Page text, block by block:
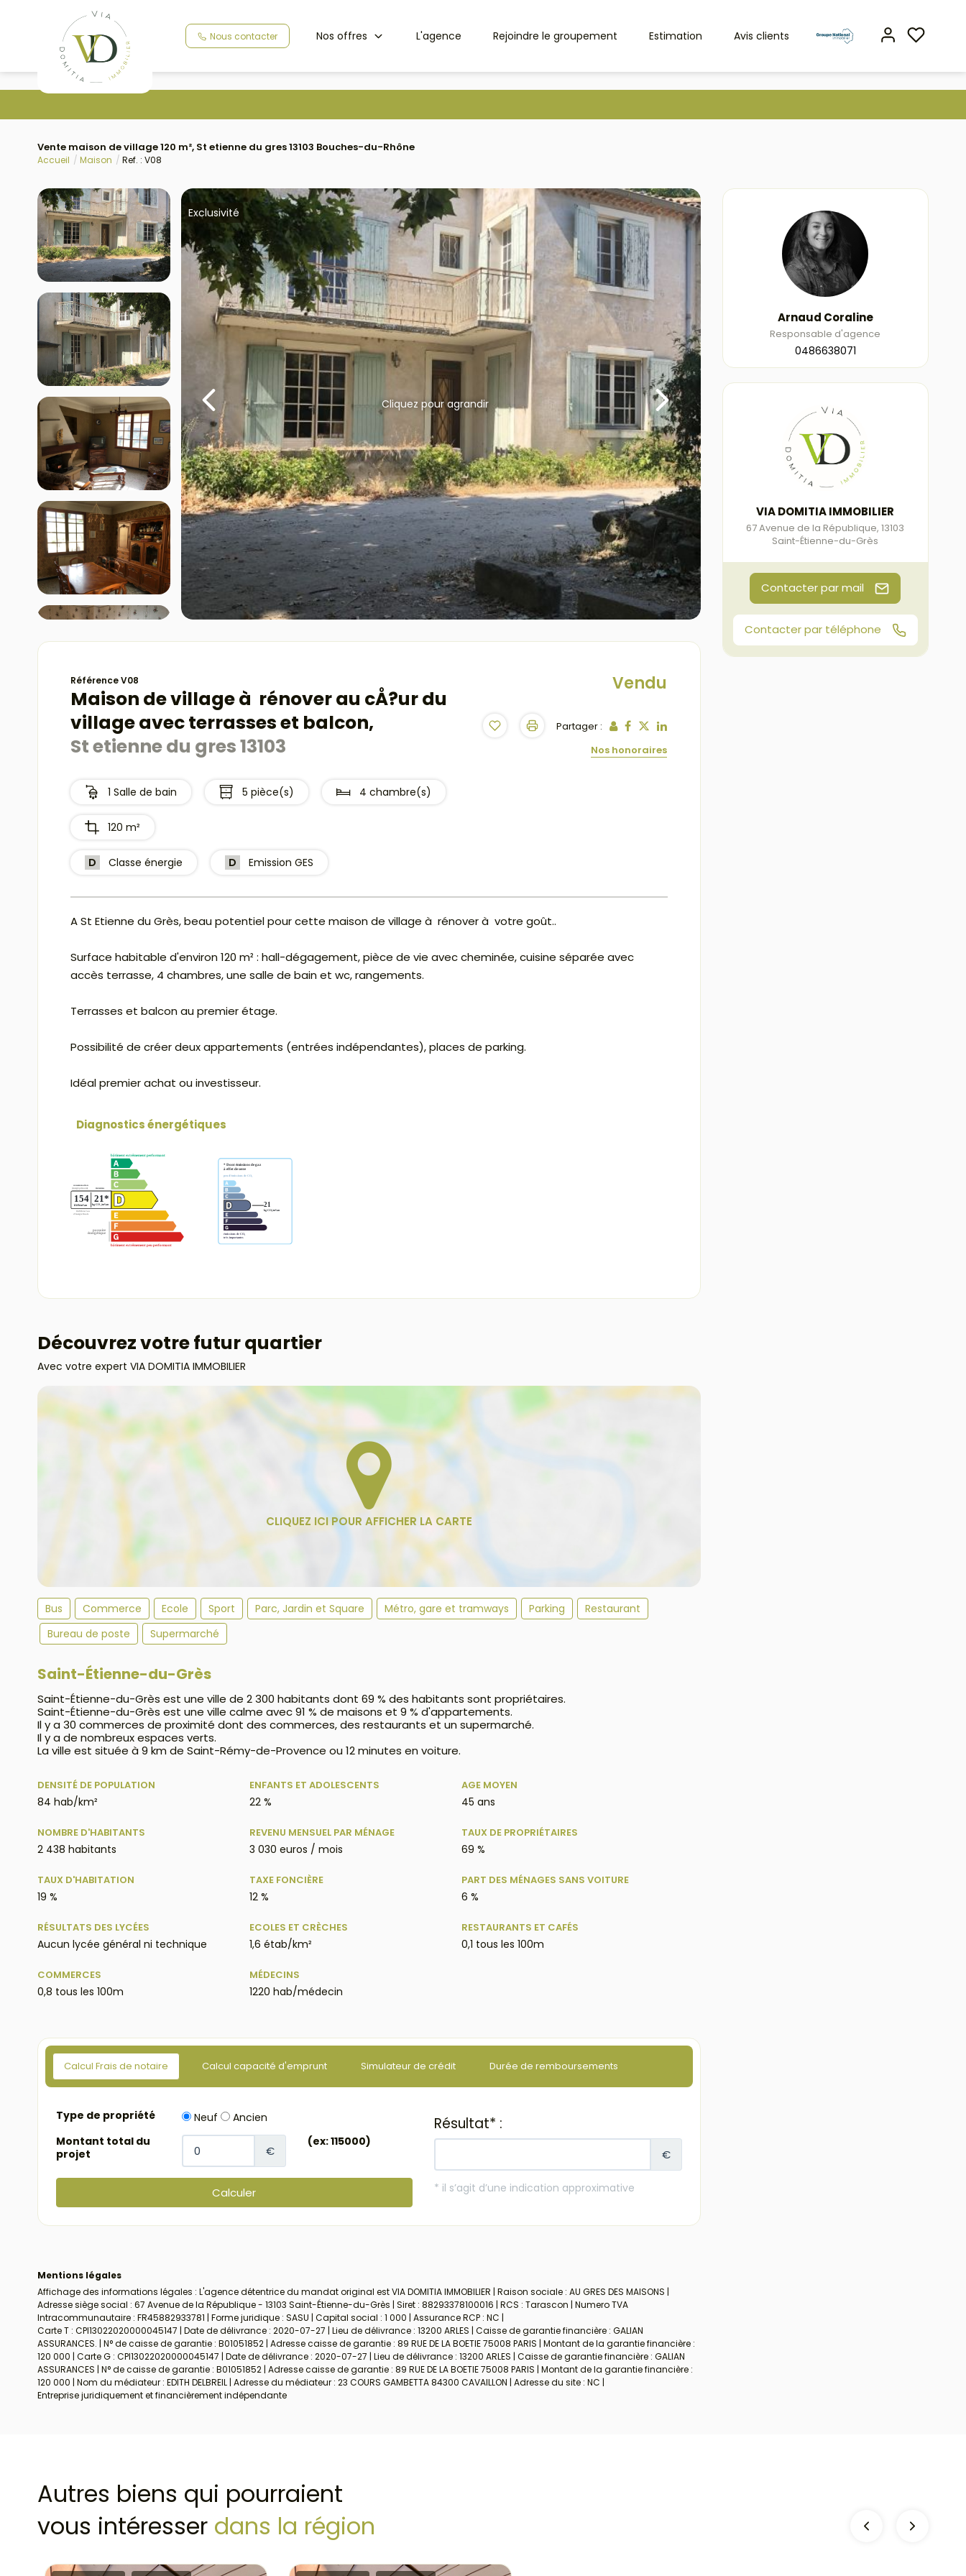
Nous contacter Nos offres L'agence Rejoindre le groupement Estimation Avis clients
Vente maison de village 120 m², St etienne du gres 13103 Bouches-du-Rhône
Accueil Maison Ref. : V08
Exclusivité
Cliquez pour agrandir
Référence V08
Maison de village à rénover au cÅ?ur du
village avec terrasses et balcon,
St etienne du gres 13103
1 Salle de bain 5 pièce(s) 4 chambre(s)
120 m²
D Classe énergie D Emission GES
Vendu
Partager :
Nos honoraires
A St Etienne du Grès, beau potentiel pour cette maison de village à rénover à votre goût..
Surface habitable d'environ 120 m² : hall-dégagement, pièce de vie avec cheminée, cuisine séparée avec
accès terrasse, 4 chambres, une salle de bain et wc, rangements.
Terrasses et balcon au premier étage.
Possibilité de créer deux appartements (entrées indépendantes), places de parking.
Idéal premier achat ou investisseur.
Diagnostics énergétiques
Découvrez votre futur quartier
Avec votre expert VIA DOMITIA IMMOBILIER
Bus Commerce Ecole Sport Parc, Jardin et Square Métro, gare et tramways Parking
Restaurant
Bureau de poste
Supermarché
Saint-Étienne-du-Grès
Saint-Étienne-du-Grès est une ville de 2 300 habitants dont 69 % des habitants sont propriétaires.
Saint-Étienne-du-Grès est une ville calme avec 91 % de maisons et 9 % d'appartements.
Il y a 30 commerces de proximité dont des commerces, des restaurants et un supermarché.
Il y a de nombreux espaces verts.
La ville est située à 9 km de Saint-Rémy-de-Provence ou 12 minutes en voiture.
DENSITÉ DE POPULATION
84 hab/km²
ENFANTS ET ADOLESCENTS
22 %
AGE MOYEN
45 ans
NOMBRE D'HABITANTS
2 438 habitants
REVENU MENSUEL PAR MÉNAGE
3 030 euros / mois
TAUX DE PROPRIÉTAIRES
69 %
TAUX D'HABITATION
19 %
TAXE FONCIÈRE
12 %
PART DES MÉNAGES SANS VOITURE
6 %
RÉSULTATS DES LYCÉES
Aucun lycée général ni technique
ECOLES ET CRÈCHES
1,6 étab/km²
RESTAURANTS ET CAFÉS
0,1 tous les 100m
COMMERCES
0,8 tous les 100m
MÉDECINS
1220 hab/médecin
Calcul Frais de notaire Calcul capacité d'emprunt Simulateur de crédit Durée de remboursements
Arnaud Coraline
Responsable d'agence
0486638071
VIA DOMITIA IMMOBILIER
67 Avenue de la République,13103
Saint-Étienne-du-Grès
Contacter par mail
Contacter par téléphone
Mentions légales
Affichage des informations légales : L'agence détentrice du mandat original est VIA DOMITIA IMMOBILIER | Raison sociale : AU GRES DES MAISONS |
Adresse siège social : 67 Avenue de la République - 13103 Saint-Étienne-du-Grès | Siret : 88293378100016 | RCS : Tarascon | Numero TVA
Intracommunautaire : FR45882933781 | Forme juridique : SASU | Capital social : 1 000 | Assurance RCP : NC |
Carte T : CPI13022020000045147 | Date de délivrance : 2020-07-27 | Lieu de délivrance : 13200 ARLES | Caisse de garantie financière : GALIAN
ASSURANCES. | N° de caisse de garantie : B01051852 | Adresse caisse de garantie : 89 RUE DE LA BOETIE 75008 PARIS | Montant de la garantie financière :
120 000 | Carte G : CPI13022020000045147 | Date de délivrance : 2020-07-27 | Lieu de délivrance : 13200 ARLES | Caisse de garantie financière : GALIAN
ASSURANCES | N° de caisse de garantie : B01051852 | Adresse caisse de garantie : 89 RUE DE LA BOETIE 75008 PARIS | Montant de la garantie financière :
120 000 | Nom du médiateur : EDITH DELBREIL | Adresse du médiateur : 23 COURS GAMBETTA 84300 CAVAILLON | Adresse du site : NC |
Entreprise juridiquement et financièrement indépendante
Autres biens qui pourraient
vous intéresser dans la région